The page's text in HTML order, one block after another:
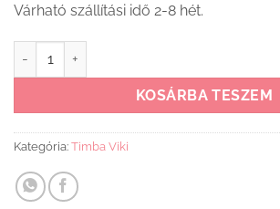
Várható szállítási idő 2-8 hét.
KOSÁRBA TESZEM
Kategória: Timba Viki